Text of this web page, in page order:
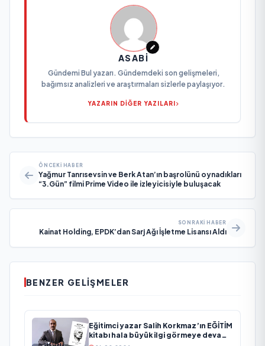
ASABI
Gündemi Bul yazarı. Gündemdeki son gelişmeleri,
bağımsız analizleri ve araştırmaları sizlerle paylaşıyor.
YAZARIN DİĞER YAZILARI
ÖNCEKI HABER
Yağmur Tanrısevsin ve Berk Atan’ın başrolünü oynadıkları
“3.Gün” filmi Prime Video ile izleyicisiyle buluşacak
SONRAKI HABER
Kainat Holding, EPDK’dan Sarj Ağı İşletme Lisansı Aldı
BENZER GELIŞMELER
Eğitimci yazar Salih Korkmaz’ın EĞİTİM
kitabı hala büyük ilgi görmeye devam